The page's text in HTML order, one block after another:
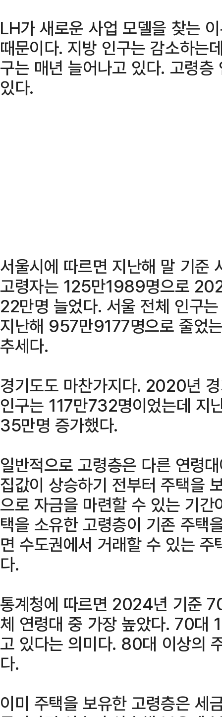
LH가 새로운 사업 모델을 찾는
때문이다. 지방 인구는 감소하는
구는 매년 늘어나고 있다. 고령
있다.
서울시에 따르면 지난해 말 기준
고령자는 125만1989명으로
22만명 늘었다. 서울 전체 인구
지난해 957만9177명으로 줄었
추세다.
경기도도 마찬가지다. 2020년
인구는 117만732명이었는데
35만명 증가했다.
일반적으로 고령층은 다른 연령
집값이 상승하기 전부터 주택을
으로 자금을 마련할 수 있는 기
택을 소유한 고령층이 기존 주택
면 수도권에서 거래할 수 있는
다.
통계청에 따르면 2024년 기준
체 연령대 중 가장 높았다. 70대
고 있다는 의미다. 80대 이상의
다.
이미 주택을 보유한 고령층은 세